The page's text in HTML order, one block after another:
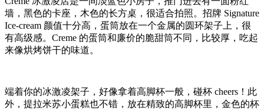
墙，黑色的卡座，木色的长方桌，很适合拍照。招牌 Signature
Ice-cream 颜值十分高，蛋筒放在一个金属的圆环架子上，很
有高级感。Creme 的蛋筒和廉价的脆甜筒不同，比较厚，吃起
来像烘烤饼干的味道。
端着你的冰激凌架子，好像拿着高脚杯一般，碰杯 cheers！此
外，提拉米苏小蛋糕也不错，放在精致的高脚杯里，金色的杯